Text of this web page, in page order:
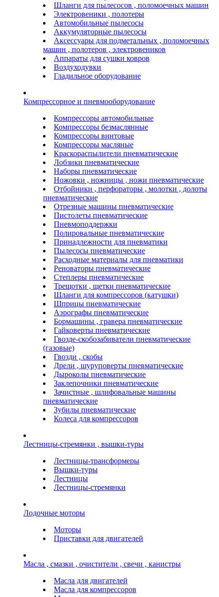
Шланги для пылесосов , поломоечных машин
Электровеники , полотеры
Автомобильные пылесосы
Аккумуляторные пылесосы
Аксессуары для подметальных , поломоечных
машин , полотеров , электровеников
Аппараты для сушки ковров
Воздуходувки
Гладильное оборудование
Компрессорное и пневмооборудование
Компрессоры автомобильные
Компрессоры безмаслянные
Компрессоры винтовые
Компрессоры масляные
Краскораспылители пневматические
Лобзики пневматические
Наборы пневматические
Ножовки , ножницы , ножи пневматические
Отбойники , перфораторы , молотки , долоты
пневматические
Отрезные машины пневматические
Пистолеты пневматические
Пневмоподдержки
Полировальные пневматические
Принадлежности для пневматики
Пылесосы пневматические
Расходные материалы для пневматики
Реноваторы пневматические
Степлеры пневматические
Трещотки , щетки пневматические
Шланги для компрессоров (катушки)
Шприцы пневматические
Аэрографы пневматические
Бормашины , гравера пневматические
Гайковерты пневматические
Гвозде-скобозабиватели пневматические
(газовые)
Гвозди , скобы
Дрели , шуруповерты пневматические
Дыроколы пневматические
Заклепочники пневматические
Зачистные , шлифовальные машины
пневматические
Зубилы пневматические
Колеса для компрессоров
Лестницы-стремянки , вышки-туры
Лестницы-трансформеры
Вышки-туры
Лестницы
Лестницы-стремянки
Лодочные моторы
Моторы
Приставки для двигателей
Масла , смазки , очистители , свечи , канистры
Масла для двигателей
Масла для компрессоров